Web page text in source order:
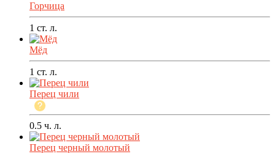
Горчица
1 ст. л.
Мёд
1 ст. л.
Перец чили
0.5 ч. л.
Перец черный молотый